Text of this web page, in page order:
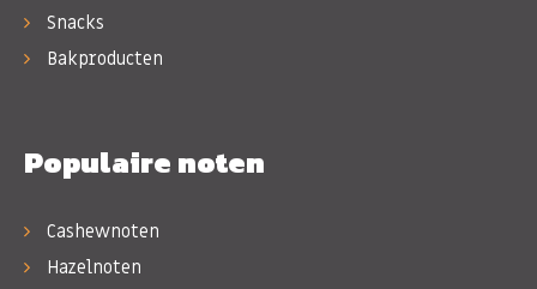
Snacks
Bakproducten
Populaire noten
Cashewnoten
Hazelnoten